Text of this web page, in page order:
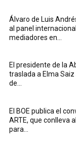
Álvaro de Luis
al panel
mediadores en...
El presidente de la
traslada a Elma Saiz
de...
El BOE publica el
ARTE, que conlleva
para...